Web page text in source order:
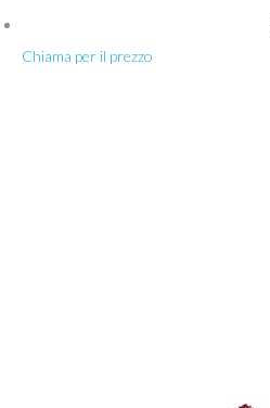
Chiama per il prezzo